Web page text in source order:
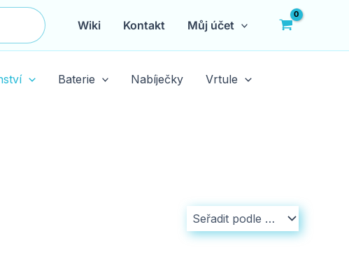
Wiki Kontakt Můj účet
Baterie Nabíječky Vrtule